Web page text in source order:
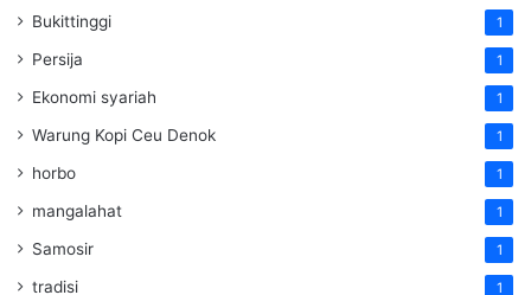
Bukittinggi 1
Persija 1
Ekonomi syariah 1
Warung Kopi Ceu Denok 1
horbo 1
mangalahat 1
Samosir 1
tradisi 1